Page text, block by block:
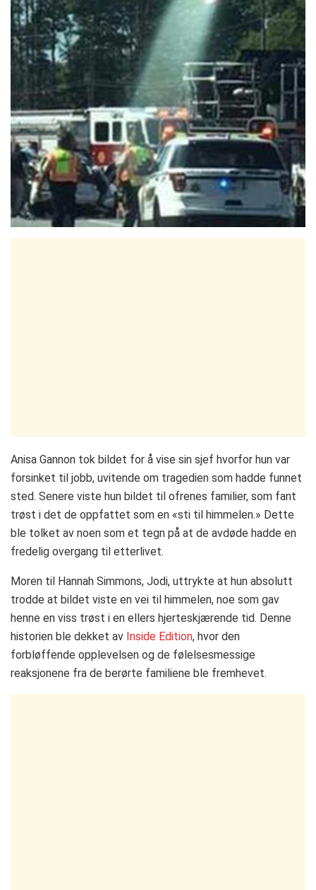
Anisa Gannon tok bildet for å vise sin sjef hvorfor hun var
forsinket til jobb, uvitende om tragedien som hadde funnet
sted. Senere viste hun bildet til ofrenes familier, som fant
trøst i det de oppfattet som en «sti til himmelen.» Dette
ble tolket av noen som et tegn på at de avdøde hadde en
fredelig overgang til etterlivet.
Moren til Hannah Simmons, Jodi, uttrykte at hun absolutt
trodde at bildet viste en vei til himmelen, noe som gav
henne en viss trøst i en ellers hjerteskjærende tid. Denne
historien ble dekket av Inside Edition, hvor den
forbløffende opplevelsen og de følelsesmessige
reaksjonene fra de berørte familiene ble fremhevet.